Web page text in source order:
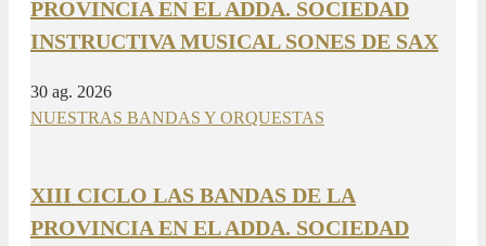
PROVINCIA EN EL ADDA. SOCIEDAD
INSTRUCTIVA MUSICAL SONES DE SAX
30 ag. 2026
NUESTRAS BANDAS Y ORQUESTAS
XIII CICLO LAS BANDAS DE LA
PROVINCIA EN EL ADDA. SOCIEDAD